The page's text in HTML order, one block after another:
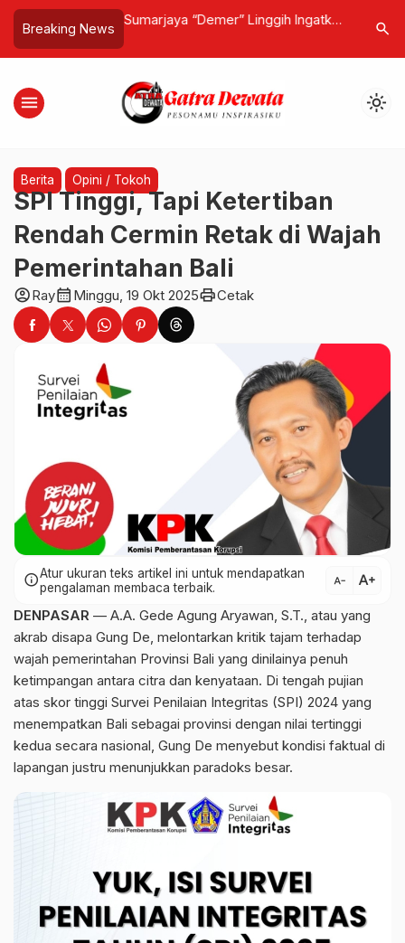
Breaking News
Kembali
di Porjar Kota
Sumarjaya “Demer” Linggih Ingatkan
Pidanakan, Itu kalo Saya ya”
search
menu light_mode
Berita Opini / Tokoh
SPI Tinggi, Tapi Ketertiban
Rendah Cermin Retak di Wajah
Pemerintahan Bali
account_circleRaycalendar_month Minggu, 19 Okt 2025printCetak
infoAtur ukuran teks artikel ini untuk mendapatkan
pengalaman membaca terbaik.
text_decrease text_increase
DENPASAR — A.A. Gede Agung Aryawan, S.T., atau yang
akrab disapa Gung De, melontarkan kritik tajam terhadap
wajah pemerintahan Provinsi Bali yang dinilainya penuh
ketimpangan antara citra dan kenyataan. Di tengah pujian
atas skor tinggi Survei Penilaian Integritas (SPI) 2024 yang
menempatkan Bali sebagai provinsi dengan nilai tertinggi
kedua secara nasional, Gung De menyebut kondisi faktual di
lapangan justru menunjukkan paradoks besar.